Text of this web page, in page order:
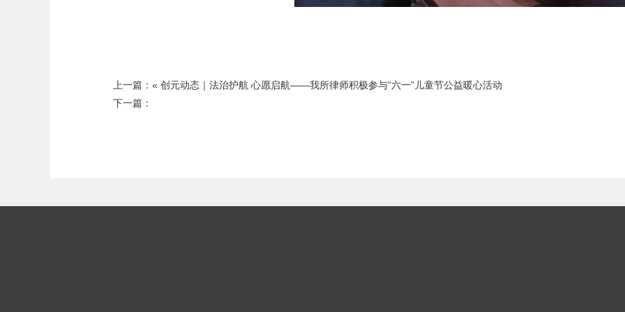
上一篇：« 创元动态｜法治护航 心愿启航——我所律师积极参与“六一”儿童节公益暖心活动
下一篇：